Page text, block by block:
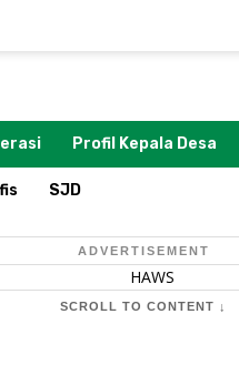
Profil Kepala Desa
SJD
ADVERTISEMENT
SCROLL TO CONTENT ↓